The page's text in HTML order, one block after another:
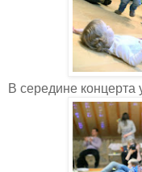
В середине концерта